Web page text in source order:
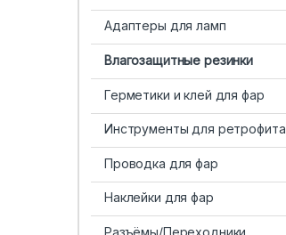
Адаптеры для ламп
Влагозащитные резинки
Герметики и клей для фар
Инструменты для ретрофита
Проводка для фар
Наклейки для фар
Разъёмы/Переходники